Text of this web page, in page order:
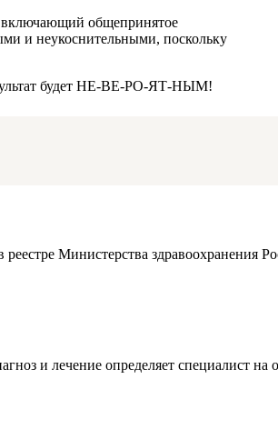
включающий общепринятое
и неукоснительными, поскольку
будет НЕ-ВЕ-РО-ЯТ-НЫМ!
Министерства здравоохранения
и лечение определяет специалист